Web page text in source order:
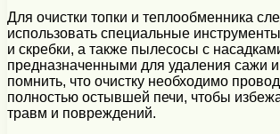
Для очистки топки и теплообменника
использовать специальные
и скребки, а также пылесосы с
предназначенными для удаления сажи
помнить, что очистку необходимо
полностью остывшей печи, чтобы
травм и повреждений.